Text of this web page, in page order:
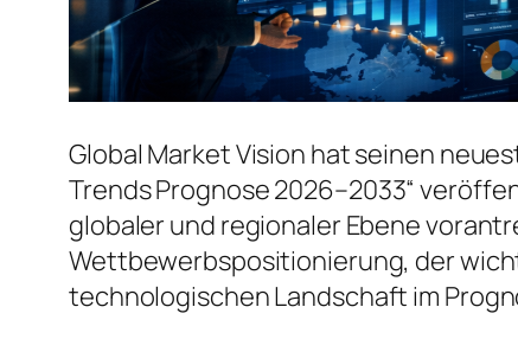
Global Market Vision hat seinen
Trends Prognose 2026–2033“
globaler und regionaler Ebene
Wettbewerbspositionierung, der
technologischen Landschaft im